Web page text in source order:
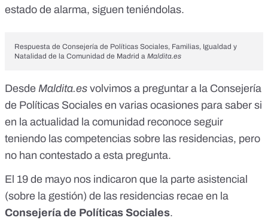
estado de alarma, siguen teniéndolas.
Respuesta de Consejería de Políticas Sociales, Familias, Igualdad y
Natalidad de la Comunidad de Madrid a Maldita.es
Desde Maldita.es volvimos a preguntar a la Consejería
de Políticas Sociales en varias ocasiones para saber si
en la actualidad la comunidad reconoce seguir
teniendo las competencias sobre las residencias, pero
no han contestado a esta pregunta.
El 19 de mayo nos indicaron que la parte asistencial
(sobre la gestión) de las residencias recae en la
Consejería de Políticas Sociales.